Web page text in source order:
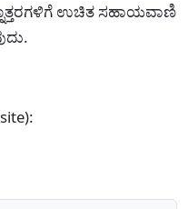
ಉಚಿತ ಸಹಾಯವಾಣಿ